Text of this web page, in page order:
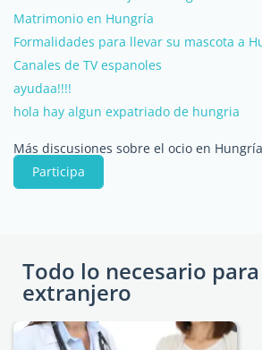
Matrimonio en Hungría
Formalidades para llevar su mascota a
Canales de TV espanoles
ayudaa!!!!
hola hay algun expatriado de hungria
Más discusiones sobre el ocio en Hungría
Participa
Todo lo necesario
extranjero